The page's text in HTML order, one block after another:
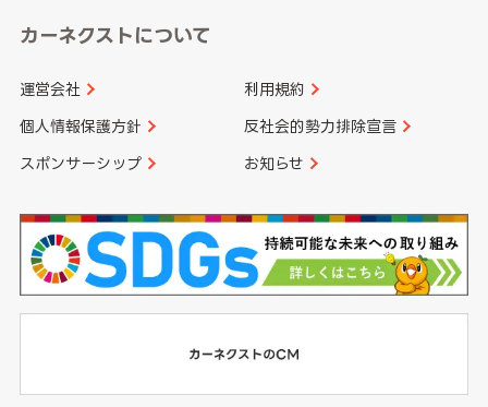
カーネクストについて
運営会社 利用規約
個人情報保護方針 反社会的勢力排除宣言
スポンサーシップ お知らせ